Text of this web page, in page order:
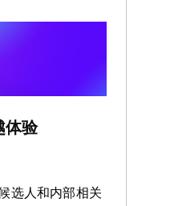
体验
选人和内部相关